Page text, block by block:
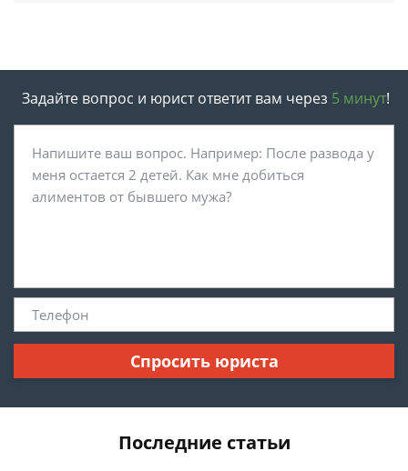
Задайте вопрос и юрист ответит вам через 5 минут!
Спросить юриста
Последние статьи